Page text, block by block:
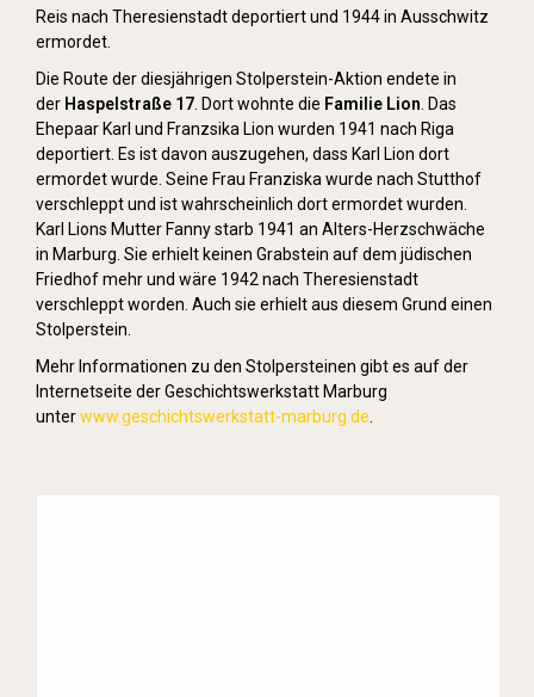
Reis nach Theresienstadt deportiert und 1944 in Ausschwitz
ermordet.
Die Route der diesjährigen Stolperstein-Aktion endete in
der Haspelstraße 17 . Dort wohnte die Familie Lion . Das
Ehepaar Karl und Franzsika Lion wurden 1941 nach Riga
deportiert. Es ist davon auszugehen, dass Karl Lion dort
ermordet wurde. Seine Frau Franziska wurde nach Stutthof
verschleppt und ist wahrscheinlich dort ermordet wurden.
Karl Lions Mutter Fanny starb 1941 an Alters-Herzschwäche
in Marburg. Sie erhielt keinen Grabstein auf dem jüdischen
Friedhof mehr und wäre 1942 nach Theresienstadt
verschleppt worden. Auch sie erhielt aus diesem Grund einen
Stolperstein.
Mehr Informationen zu den Stolpersteinen gibt es auf der
Internetseite der Geschichtswerkstatt Marburg
unterwww.geschichtswerkstatt-marburg.de